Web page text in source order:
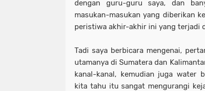
dengan guru-guru saya, dan
masukan-masukan yang diberikan
peristiwa akhir-akhir ini yang terjadi
Tadi saya berbicara mengenai,
utamanya di Sumatera dan
kanal-kanal, kemudian juga water
kita tahu itu sangat mengurangi